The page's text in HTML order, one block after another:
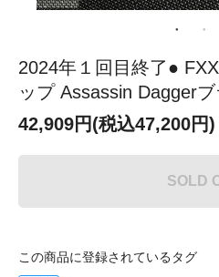
2024年１回目終了●
ップ Assassin Dagger
42,909円(税込47,200円)
SOLD
この商品に登録されているタグ